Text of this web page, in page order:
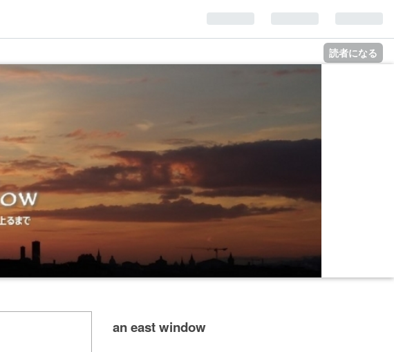
読者になる
an east window